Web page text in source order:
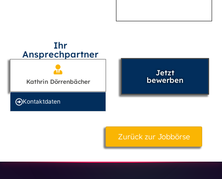
Ihr
Ansprechpartner
Kathrin Dörrenbächer
Kontakt­daten
Jetzt
bewerben
Zurück zur Jobbörse